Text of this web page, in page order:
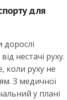
для
дорослі
нестачі руху.
коли руху не
З медичної
у плані